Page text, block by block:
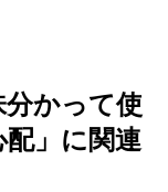
分かって使
」に関連